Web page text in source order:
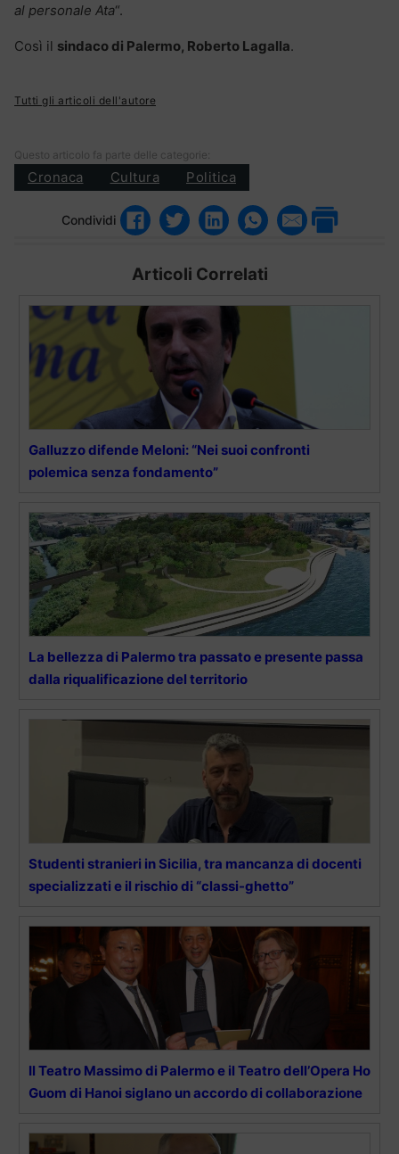
al personale Ata“.
Così il sindaco di Palermo, Roberto Lagalla.
Tutti gli articoli dell'autore
Questo articolo fa parte delle categorie:
Cronaca Cultura Politica
Condividi
Articoli Correlati
Galluzzo difende Meloni: “Nei suoi confronti
polemica senza fondamento”
La bellezza di Palermo tra passato e presente passa
dalla riqualificazione del territorio
Studenti stranieri in Sicilia, tra mancanza di docenti
specializzati e il rischio di “classi-ghetto”
Il Teatro Massimo di Palermo e il Teatro dell’Opera Ho
Guom di Hanoi siglano un accordo di collaborazione